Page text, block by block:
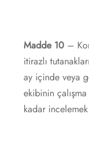
Madde 10 –
itirazlı
ay içinde veya
ekibinin
kadar